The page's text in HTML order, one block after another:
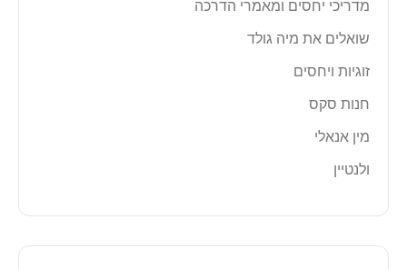
מדריכי יחסים ומאמרי הדרכה
שואלים את מיה גולד
זוגיות ויחסים
חנות סקס
מין אנאלי
ולנטיין